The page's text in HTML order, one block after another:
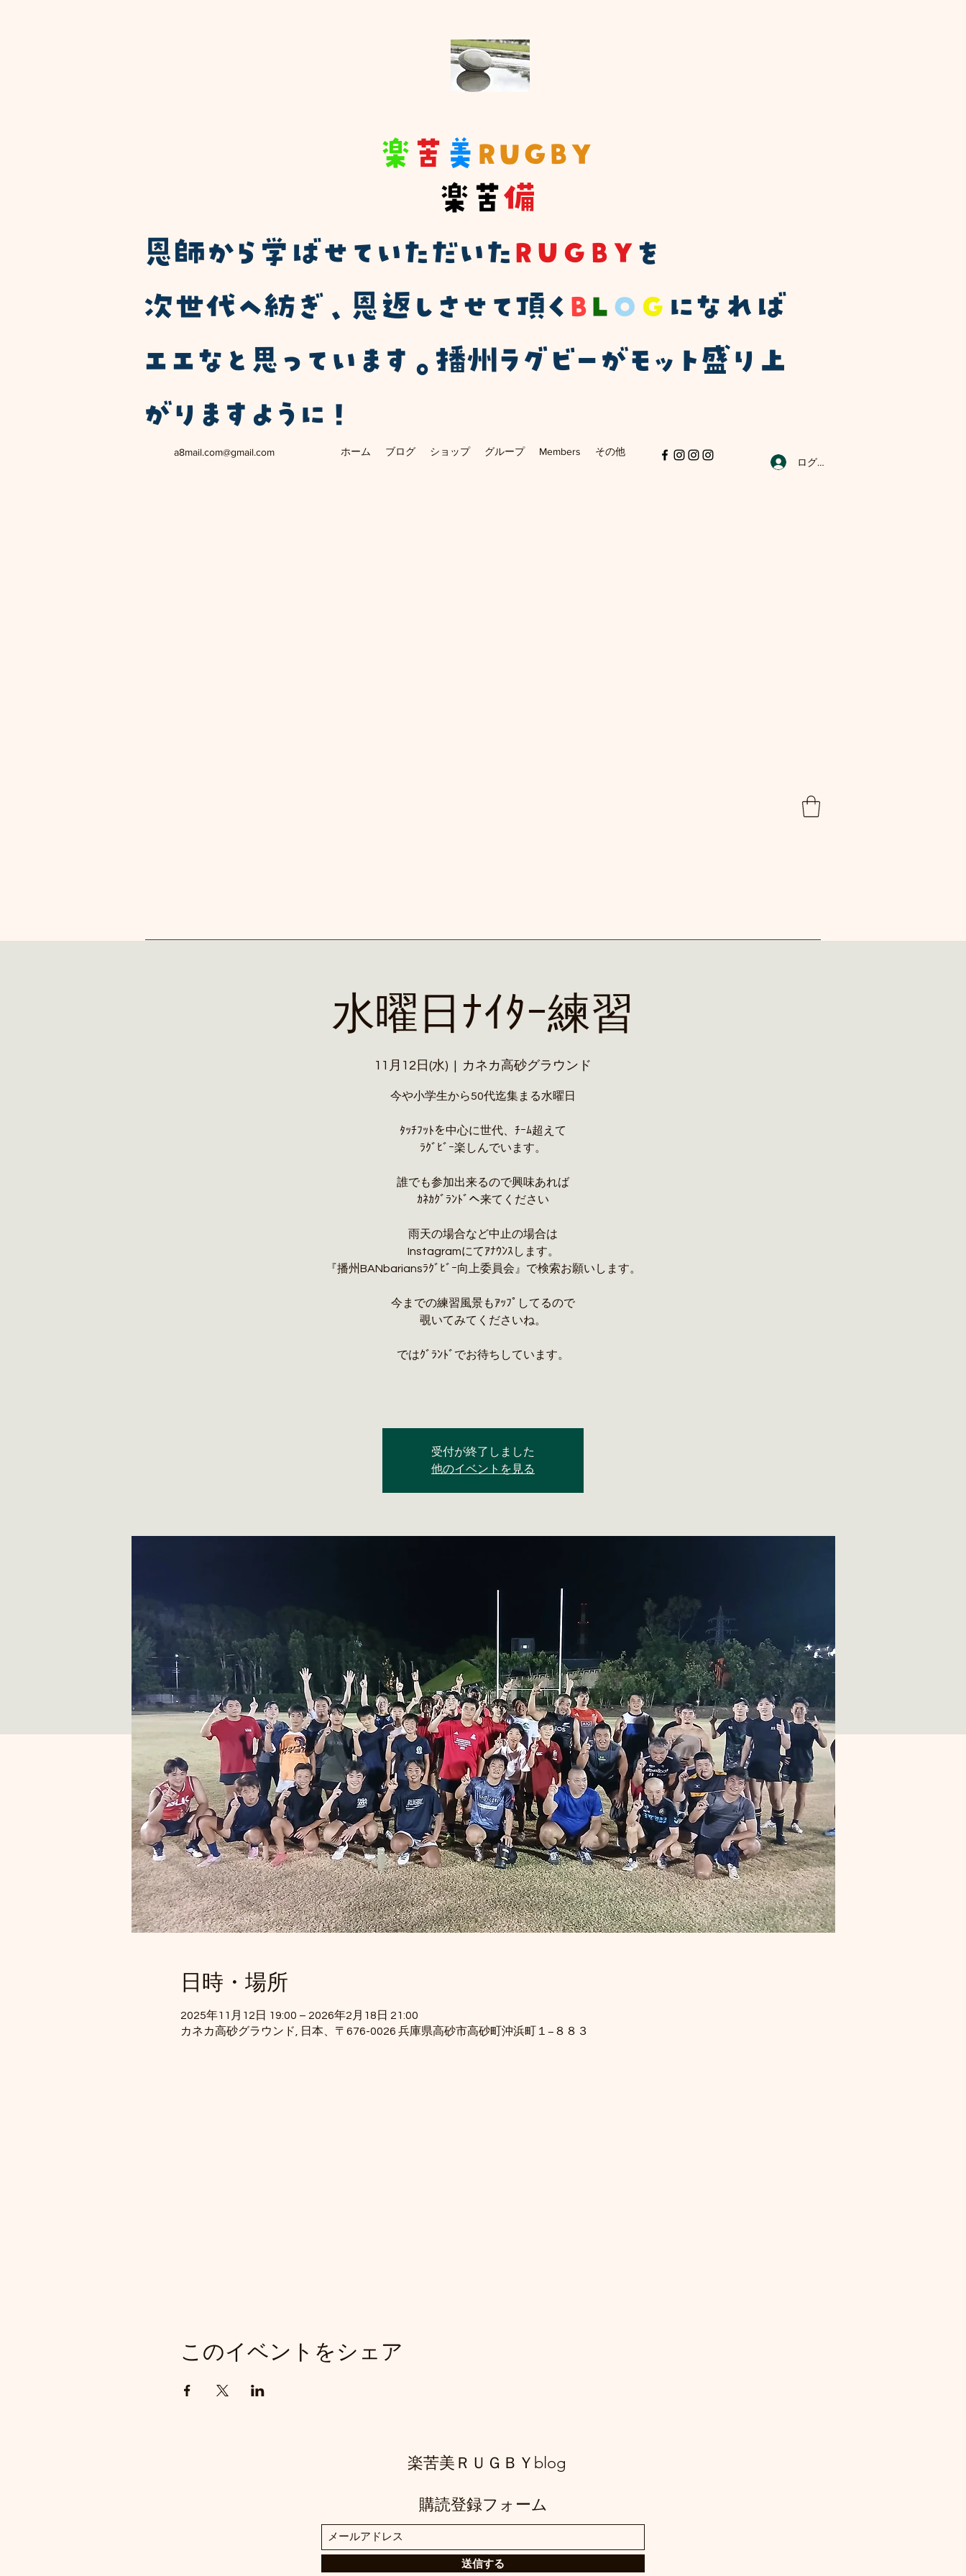
楽 苦 美 RUGBY
楽苦備
​恩師から学ばせていただいた ＲＵＧＢＹ を
次世代へ紡ぎ、恩返しさせて頂く Ｂ Ｌ Ｏ Ｇ になれば
エエなと思っています。播州ラグビーがモット盛り上
がりますように！
a8mail.com@gmail.com ホーム ブログ ショップ グループ Members
その他
ログイン
水曜日ﾅｲﾀｰ練習
11月12日(水)
  |
カネカ高砂グラウンド
今や小学生から50代迄集まる水曜日
ﾀｯﾁﾌｯﾄを中心に世代、ﾁｰﾑ超えて
ﾗｸﾞﾋﾞｰ楽しんでいます。
誰でも参加出来るので興味あれば
ｶﾈｶｸﾞﾗﾝﾄﾞへ来てください
雨天の場合など中止の場合は
Instagramにてｱﾅｳﾝｽします。
『播州BANbariansﾗｸﾞﾋﾞｰ向上委員会』で検索お願いします。
今までの練習風景もｱｯﾌﾟしてるので
覗いてみてくださいね。
ではｸﾞﾗﾝﾄﾞでお待ちしています。
受付が終了しました
他のイベントを見る
日時・場所
2025年11月12日 19:00 – 2026年2月18日 21:00
カネカ高砂グラウンド, 日本、〒676-0026 兵庫県高砂市高砂町沖浜町１−８８３
このイベントをシェア
​楽苦美ＲＵＧＢＹblog
購読登録フォーム
送信する